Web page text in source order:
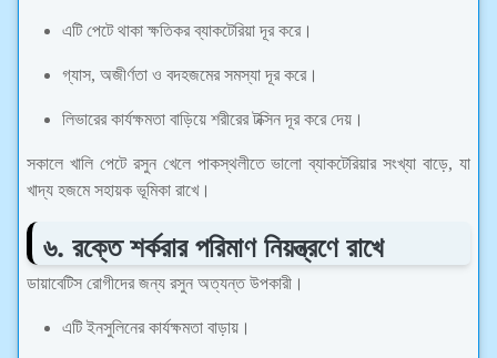
এটি পেটে থাকা ক্ষতিকর ব্যাকটেরিয়া দূর করে।
গ্যাস, অজীর্ণতা ও বদহজমের সমস্যা দূর করে।
লিভারের কার্যক্ষমতা বাড়িয়ে শরীরের টক্সিন দূর করে দেয়।
সকালে খালি পেটে রসুন খেলে পাকস্থলীতে ভালো ব্যাকটেরিয়ার সংখ্যা বাড়ে, যা
খাদ্য হজমে সহায়ক ভূমিকা রাখে।
৬. রক্তে শর্করার পরিমাণ নিয়ন্ত্রণে রাখে
ডায়াবেটিস রোগীদের জন্য রসুন অত্যন্ত উপকারী।
এটি ইনসুলিনের কার্যক্ষমতা বাড়ায়।